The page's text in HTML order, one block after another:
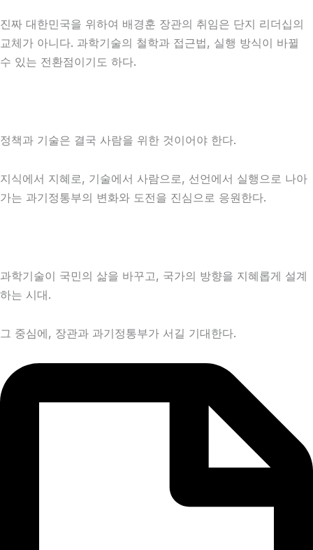
진짜 대한민국을 위하여 배경훈 장관의 취임은 단지 리더십의
교체가 아니다. 과학기술의 철학과 접근법, 실행 방식이 바뀔
수 있는 전환점이기도 하다.
정책과 기술은 결국 사람을 위한 것이어야 한다.
지식에서 지혜로, 기술에서 사람으로, 선언에서 실행으로 나아
가는 과기정통부의 변화와 도전을 진심으로 응원한다.
과학기술이 국민의 삶을 바꾸고, 국가의 방향을 지혜롭게 설계
하는 시대.
그 중심에, 장관과 과기정통부가 서길 기대한다.